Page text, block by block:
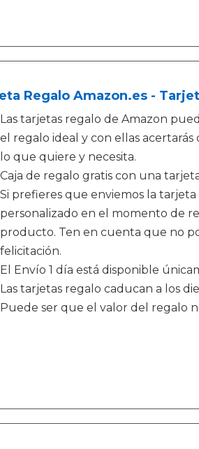
Regalo Amazon.es -
Las tarjetas regalo de Amazon
el regalo ideal y con ellas
lo que quiere y necesita.
Caja de regalo gratis con una
Si prefieres que enviemos la
personalizado en el momento de
producto. Ten en cuenta que no
felicitación.
El Envío 1 día está disponible
Las tarjetas regalo caducan a los
Puede ser que el valor del regalo